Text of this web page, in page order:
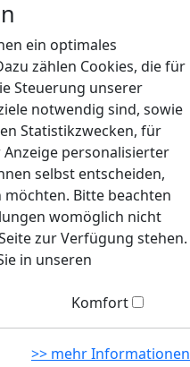
ein optimales
zählen Cookies, die für
Steuerung unserer
notwendig sind, sowie
Statistikzwecken, für
personalisierter
selbst entscheiden,
möchten. Bitte beachten
womöglich nicht
zur Verfügung stehen.
in unseren
Komfort
>> mehr Informationen